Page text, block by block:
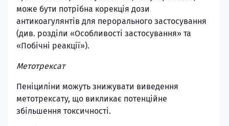
може бути потрібна корекція дози
антикоагулянтів для перорального застосування
(див. розділи «Особливості застосування» та
«Побічні реакції»).
Метотрексат
Пеніциліни можуть знижувати виведення
метотрексату, що викликає потенційне
збільшення токсичності.